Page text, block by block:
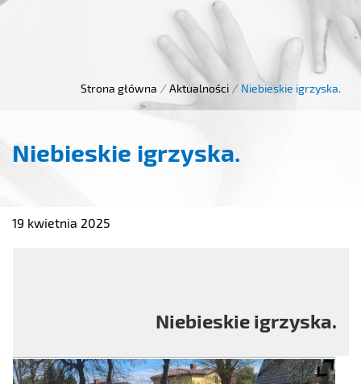
Strona główna / Aktualności / Niebieskie igrzyska.
Niebieskie igrzyska.
19 kwietnia 2025
Niebieskie igrzyska.